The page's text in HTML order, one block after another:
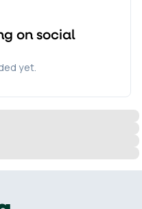
on social
yet.